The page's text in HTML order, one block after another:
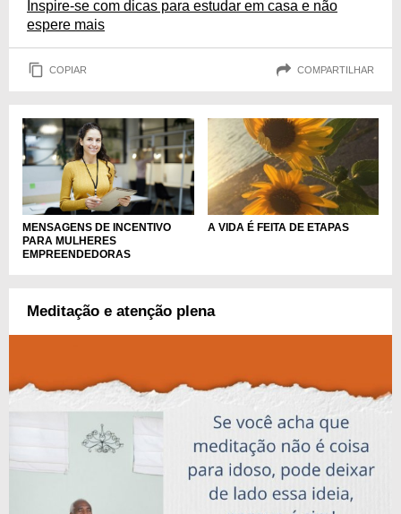
Inspire-se com dicas para estudar em casa e não
espere mais
COPIAR COMPARTILHAR
MENSAGENS DE INCENTIVO
PARA MULHERES
EMPREENDEDORAS
A VIDA É FEITA DE ETAPAS
Meditação e atenção plena